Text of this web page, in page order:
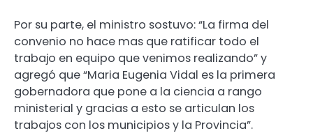
Por su parte, el ministro sostuvo: “La firma del
convenio no hace mas que ratificar todo el
trabajo en equipo que venimos realizando” y
agregó que “Maria Eugenia Vidal es la primera
gobernadora que pone a la ciencia a rango
ministerial y gracias a esto se articulan los
trabajos con los municipios y la Provincia”.